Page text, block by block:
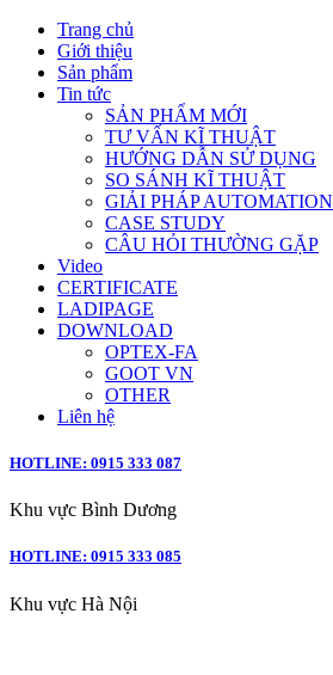
Trang chủ
Giới thiệu
Sản phẩm
Tin tức
SẢN PHẨM MỚI
TƯ VẤN KĨ THUẬT
HƯỚNG DẪN SỬ DỤNG
SO SÁNH KĨ THUẬT
GIẢI PHÁP AUTOMATION
CASE STUDY
CÂU HỎI THƯỜNG GẶP
Video
CERTIFICATE
LADIPAGE
DOWNLOAD
OPTEX-FA
GOOT VN
OTHER
Liên hệ
HOTLINE: 0915 333 087
Khu vực Bình Dương
HOTLINE: 0915 333 085
Khu vực Hà Nội